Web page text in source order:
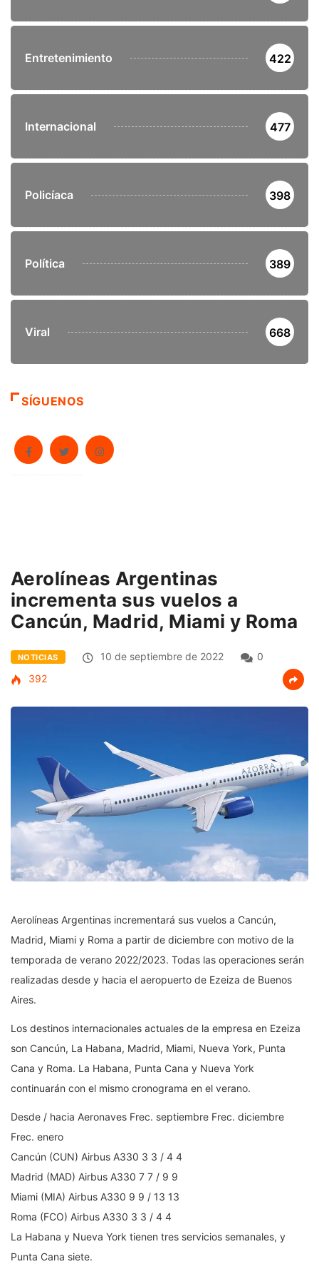
Entretenimiento 422
Internacional 477
Policíaca 398
Política 389
Viral 668
SÍGUENOS
Aerolíneas Argentinas
incrementa sus vuelos a
Cancún, Madrid, Miami y Roma
NOTICIAS 10 de septiembre de 2022
0
392
Aerolíneas Argentinas incrementará sus vuelos a Cancún,
Madrid, Miami y Roma a partir de diciembre con motivo de la
temporada de verano 2022/2023. Todas las operaciones serán
realizadas desde y hacia el aeropuerto de Ezeiza de Buenos
Aires.
Los destinos internacionales actuales de la empresa en Ezeiza
son Cancún, La Habana, Madrid, Miami, Nueva York, Punta
Cana y Roma. La Habana, Punta Cana y Nueva York
continuarán con el mismo cronograma en el verano.
Desde / hacia Aeronaves Frec. septiembre Frec. diciembre
Frec. enero
Cancún (CUN) Airbus A330 3 3 / 4 4
Madrid (MAD) Airbus A330 7 7 / 9 9
Miami (MIA) Airbus A330 9 9 / 13 13
Roma (FCO) Airbus A330 3 3 / 4 4
La Habana y Nueva York tienen tres servicios semanales, y
Punta Cana siete.